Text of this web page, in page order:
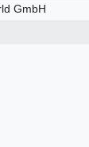
GmbH